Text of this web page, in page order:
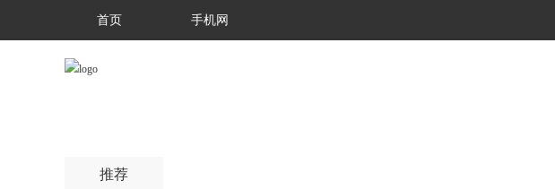
首页 手机网
推荐